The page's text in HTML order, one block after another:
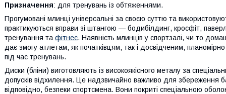
Призначення: для тренувань із обтяженнями.
Прогумовані млинці універсальні за своєю суттю та
практикуються вправи зі штангою — бодибілдинг, кросфіт,
тренування та фітнес. Наявність млинців у спортзалі, чи то
дає змогу атлетам, як початківцям, так і досвідченим,
під час тренувань.
Диски (бліни) виготовляють із високоякісного металу за
допусків відхилення. Це надзвичайно важливо для збереження
відповідно, безпеки спортсмена. Вони покриті спеціальною